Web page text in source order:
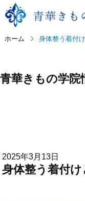
ホーム
身体整う着付
青華きもの学院
2025年3月13日
身体整う着付け